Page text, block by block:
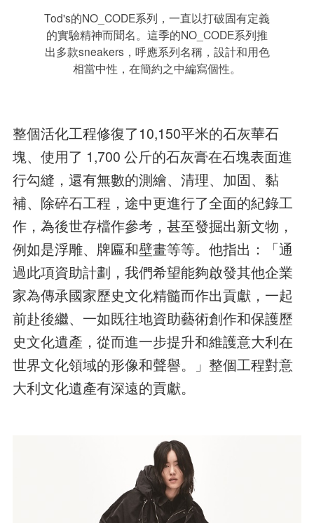
Tod's的NO_CODE系列，一直以打破固有定義
的實驗精神而聞名。這季的NO_CODE系列推
出多款sneakers，呼應系列名稱，設計和用色
相當中性，在簡約之中編寫個性。
整個活化工程修復了10,150平米的石灰華石
塊、使用了 1,700 公斤的石灰膏在石塊表面進
行勾縫，還有無數的測繪、清理、加固、黏
補、除碎石工程，途中更進行了全面的紀錄工
作，為後世存檔作參考，甚至發掘出新文物，
例如是浮雕、牌匾和壁畫等等。他指出：「通
過此項資助計劃，我們希望能夠啟發其他企業
家為傳承國家歷史文化精髓而作出貢獻，一起
前赴後繼、一如既往地資助藝術創作和保護歷
史文化遺產，從而進一步提升和維護意大利在
世界文化領域的形像和聲譽。」整個工程對意
大利文化遺產有深遠的貢獻。